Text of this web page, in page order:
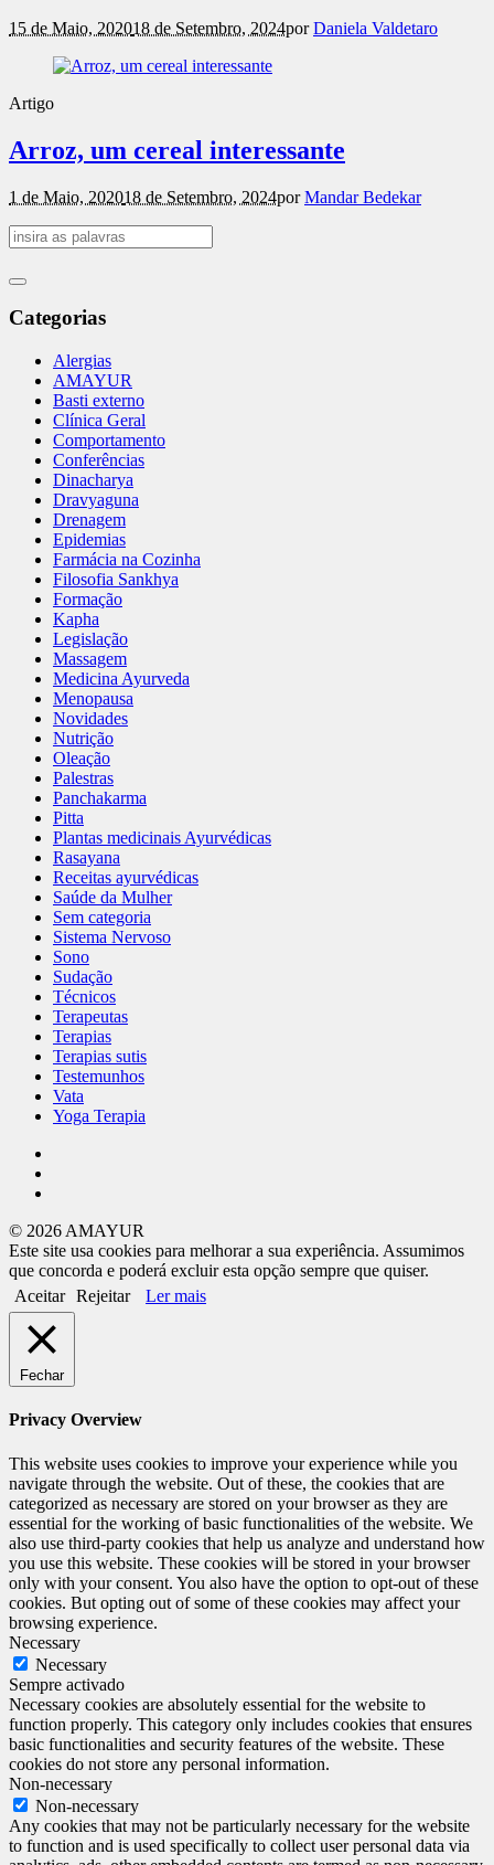
15 de Maio, 202018 de Setembro, 2024porDaniela Valdetaro
Artigo
Arroz, um cereal interessante
1 de Maio, 202018 de Setembro, 2024porMandar Bedekar
Categorias
Alergias
AMAYUR
Basti externo
Clínica Geral
Comportamento
Conferências
Dinacharya
Dravyaguna
Drenagem
Epidemias
Farmácia na Cozinha
Filosofia Sankhya
Formação
Kapha
Legislação
Massagem
Medicina Ayurveda
Menopausa
Novidades
Nutrição
Oleação
Palestras
Panchakarma
Pitta
Plantas medicinais Ayurvédicas
Rasayana
Receitas ayurvédicas
Saúde da Mulher
Sem categoria
Sistema Nervoso
Sono
Sudação
Técnicos
Terapeutas
Terapias
Terapias sutis
Testemunhos
Vata
Yoga Terapia
© 2026 AMAYUR
Este site usa cookies para melhorar a sua experiência. Assumimos
que concorda e poderá excluir esta opção sempre que quiser.
Aceitar Rejeitar Ler mais
Fechar
Privacy Overview
This website uses cookies to improve your experience while you
navigate through the website. Out of these, the cookies that are
categorized as necessary are stored on your browser as they are
essential for the working of basic functionalities of the website. We
also use third-party cookies that help us analyze and understand how
you use this website. These cookies will be stored in your browser
only with your consent. You also have the option to opt-out of these
cookies. But opting out of some of these cookies may affect your
browsing experience.
Necessary
Necessary
Sempre activado
Necessary cookies are absolutely essential for the website to
function properly. This category only includes cookies that ensures
basic functionalities and security features of the website. These
cookies do not store any personal information.
Non-necessary
Non-necessary
Any cookies that may not be particularly necessary for the website
to function and is used specifically to collect user personal data via